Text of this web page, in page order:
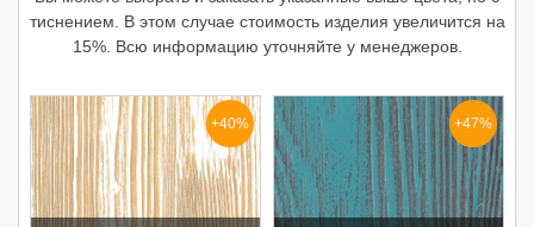
тиснением. В этом случае стоимость изделия увеличится на
15%. Всю информацию уточняйте у менеджеров.
+40% +47%